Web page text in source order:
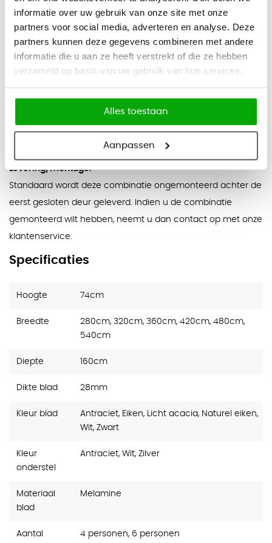
informatie over uw gebruik van onze site met onze
partners voor social media, adverteren en analyse. Deze
partners kunnen deze gegevens combineren met andere
informatie die u aan ze heeft verstrekt of die ze hebben
verzameld op basis van uw gebruik van hun services.
Alles toestaan
Aanpassen
- Olijfgroen / Grijs / Rood / Roze / Zwart / Lichtblauw / Beige /
Roestrood
Garantie:
2 jaar fabrieksgarantie
Levering/montage:
Standaard wordt deze combinatie ongemonteerd achter de
eerst gesloten deur geleverd. Indien u de combinatie
gemonteerd wilt hebben, neemt u dan contact op met onze
klantenservice.
Specificaties
Hoogte 74cm
Breedte
280cm, 320cm, 360cm, 420cm, 480cm,
540cm
Diepte 160cm
Dikte blad 28mm
Kleur blad
Antraciet, Eiken, Licht acacia, Naturel eiken,
Wit, Zwart
Kleur
onderstel
Antraciet, Wit, Zilver
Materiaal
blad
Melamine
Aantal
4 personen, 6 personen